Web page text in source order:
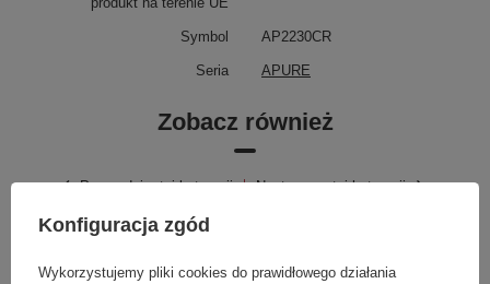
Symbol AP2230CR
Seria APURE
Zobacz również
Poprzedni z tej kategorii Następny z tej kategorii
Konfiguracja zgód
Wykorzystujemy pliki cookies do prawidłowego działania